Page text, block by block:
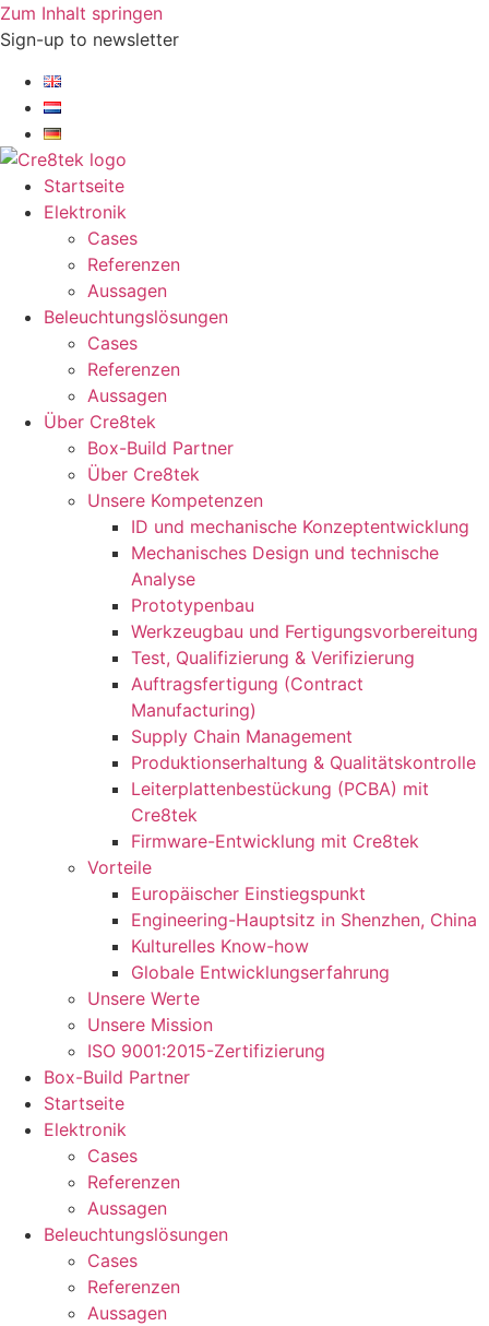
Zum Inhalt springen
Sign-up to newsletter​
Startseite
Elektronik
Cases
Referenzen
Aussagen
Beleuchtungslösungen
Cases
Referenzen
Aussagen
Über Cre8tek
Box-Build Partner
Über Cre8tek
Unsere Kompetenzen
ID und mechanische Konzeptentwicklung
Mechanisches Design und technische
Analyse
Prototypenbau
Werkzeugbau und Fertigungsvorbereitung
Test, Qualifizierung & Verifizierung
Auftragsfertigung (Contract
Manufacturing)
Supply Chain Management
Produktionserhaltung & Qualitätskontrolle
Leiterplattenbestückung (PCBA) mit
Cre8tek
Firmware-Entwicklung mit Cre8tek
Vorteile
Europäischer Einstiegspunkt
Engineering-Hauptsitz in Shenzhen, China
Kulturelles Know-how
Globale Entwicklungserfahrung
Unsere Werte
Unsere Mission
ISO 9001:2015-Zertifizierung
Box-Build Partner
Startseite
Elektronik
Cases
Referenzen
Aussagen
Beleuchtungslösungen
Cases
Referenzen
Aussagen